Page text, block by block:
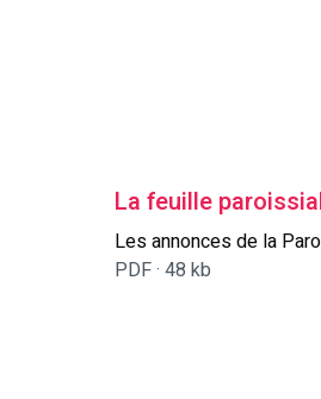
La feuille
Les annonces de la
PDF · 48 kb